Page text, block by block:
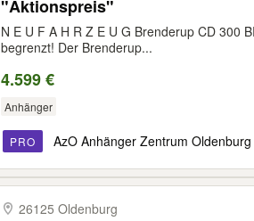
"Aktionspreis"
N E U F A H R Z E U G Brenderup CD 300
begrenzt! Der Brenderup...
4.599 €
Anhänger
PRO AzO Anhänger Zentrum Oldenburg
26125 Oldenburg